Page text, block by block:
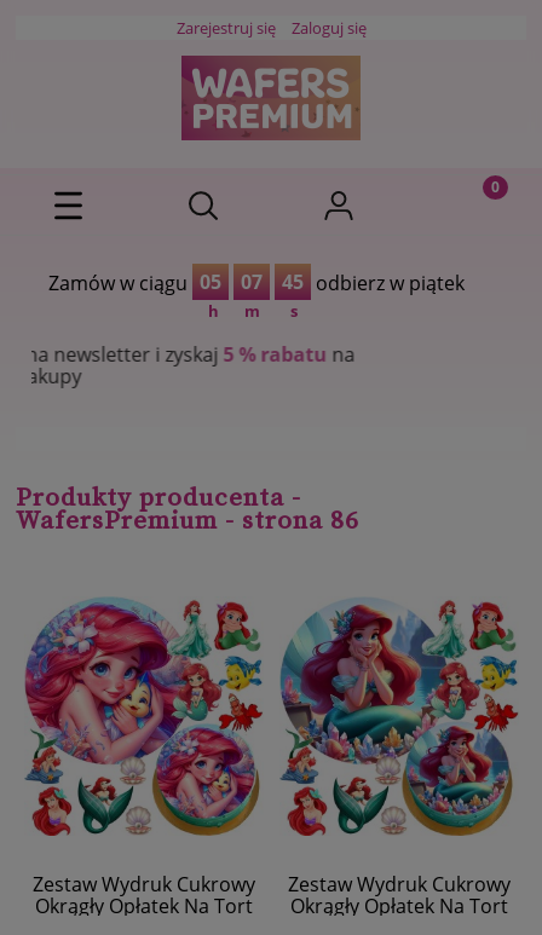
Zarejestruj się Zaloguj się
Zamów w ciągu 05
h
07
m
45
s
odbierz w piątek
5 % rabatuna
Produkty producenta -
WafersPremium - strona 86
Zestaw Wydruk Cukrowy
Okrągły Opłatek Na Tort
Zestaw Wydruk Cukrowy
Okrągły Opłatek Na Tort